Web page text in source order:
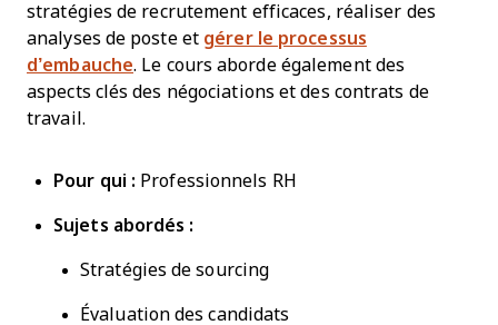
stratégies de recrutement efficaces, réaliser des
analyses de poste et gérer le processus
d’embauche. Le cours aborde également des
aspects clés des négociations et des contrats de
travail.
Pour qui : Professionnels RH
Sujets abordés :
Stratégies de sourcing
Évaluation des candidats